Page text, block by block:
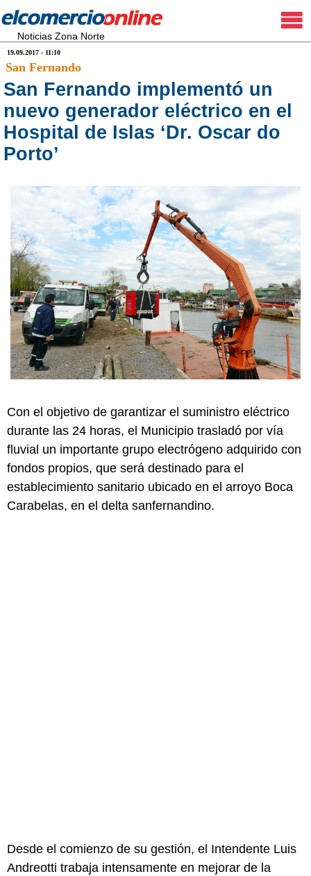
Noticias Zona Norte
19.09.2017 - 11:10
San Fernando
San Fernando implementó un
nuevo generador eléctrico en el
Hospital de Islas ‘Dr. Oscar do
Porto’
Con el objetivo de garantizar el suministro eléctrico
durante las 24 horas, el Municipio trasladó por vía
fluvial un importante grupo electrógeno adquirido con
fondos propios, que será destinado para el
establecimiento sanitario ubicado en el arroyo Boca
Carabelas, en el delta sanfernandino.
Desde el comienzo de su gestión, el Intendente Luis
Andreotti trabaja intensamente en mejorar de la